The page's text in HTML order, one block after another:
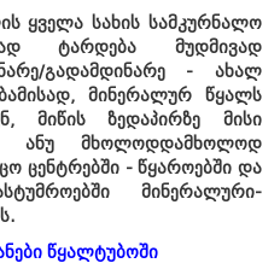
ყველა სახის სამკურნალო
ტარდება მუდმივად
გადამდინარე - ახალ
მინერალურ წყალს
მიწის ზედაპირზე მისი
ანუ მხოლოდდამხოლოდ
ცენტრებში - წყაროებში და
მინერალური-
წყალტუბოში